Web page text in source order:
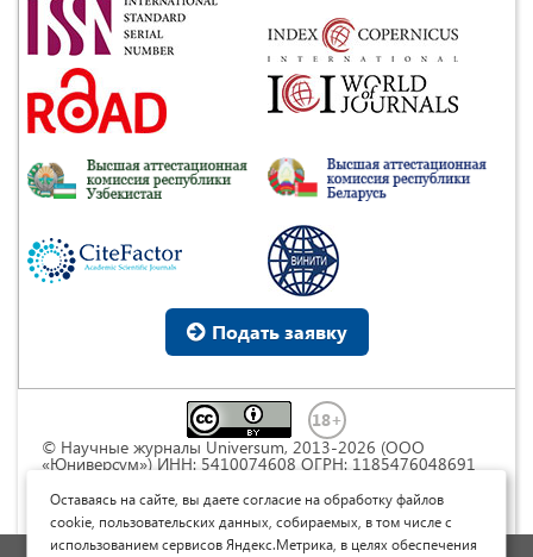
Подать заявку
© Научные журналы Universum, 2013-2026 (ООО
«Юниверсум») ИНН: 5410074608 ОГРН: 1185476048691
Commons « Attribution» («Атрибуция») 4.0
Непортированная
Оставаясь на сайте, вы даете согласие на обработку файлов
cookie, пользовательских данных, собираемых, в том числе с
использованием сервисов Яндекс.Метрика, в целях обеспечения